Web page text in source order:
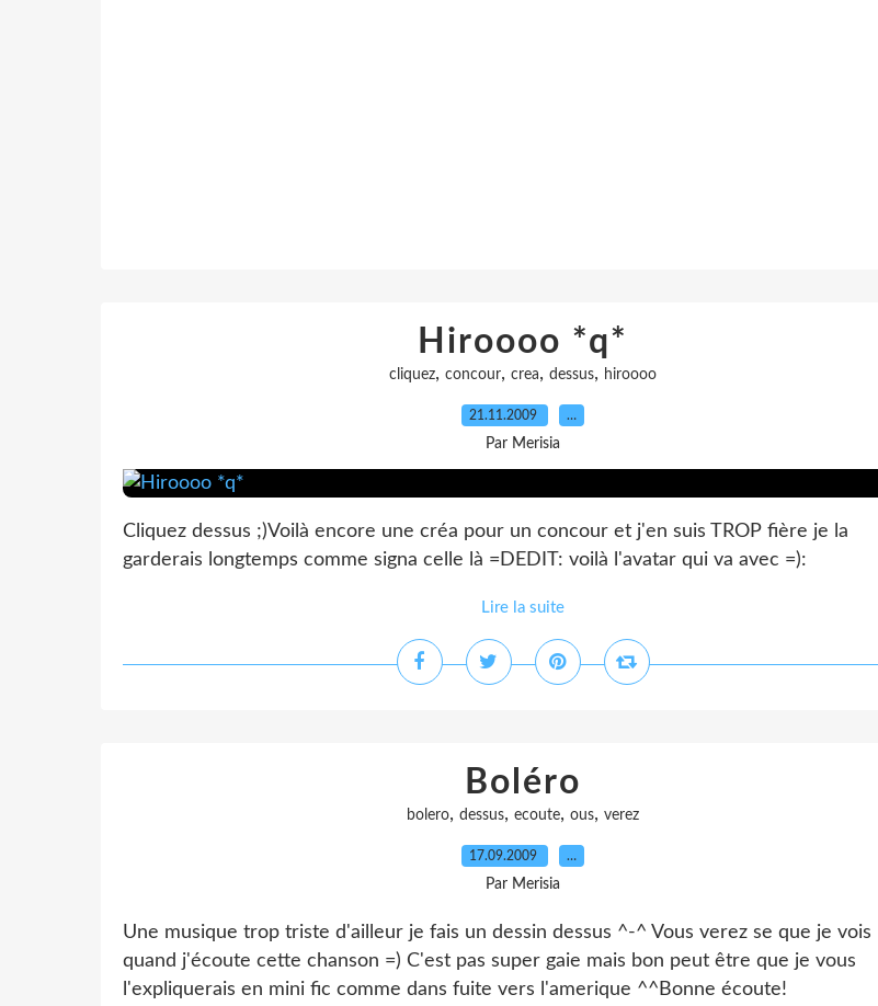
Hiroooo *q*
cliquez, concour, crea, dessus, hiroooo
21.11.2009 …
Par Merisia
Cliquez dessus ;)Voilà encore une créa pour un concour et j'en suis TROP fière je la
garderais longtemps comme signa celle là =DEDIT: voilà l'avatar qui va avec =):
Lire la suite
Boléro
bolero, dessus, ecoute, ous, verez
17.09.2009 …
Par Merisia
Une musique trop triste d'ailleur je fais un dessin dessus ^-^ Vous verez se que je vois
quand j'écoute cette chanson =) C'est pas super gaie mais bon peut être que je vous
l'expliquerais en mini fic comme dans fuite vers l'amerique ^^Bonne écoute!